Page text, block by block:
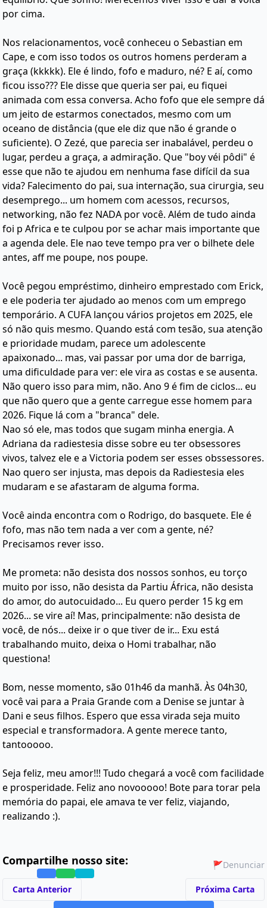
por cima.
Nos relacionamentos, você conheceu o Sebastian em
Cape, e com isso todos os outros homens perderam a
graça (kkkkk). Ele é lindo, fofo e maduro, né? E aí, como
ficou isso??? Ele disse que queria ser pai, eu fiquei
animada com essa conversa. Acho fofo que ele sempre dá
um jeito de estarmos conectados, mesmo com um
oceano de distância (que ele diz que não é grande o
suficiente). O Zezé, que parecia ser inabalável, perdeu o
lugar, perdeu a graça, a admiração. Que "boy véi pôdi" é
esse que não te ajudou em nenhuma fase difícil da sua
vida? Falecimento do pai, sua internação, sua cirurgia, seu
desemprego... um homem com acessos, recursos,
networking, não fez NADA por você. Além de tudo ainda
foi p Africa e te culpou por se achar mais importante que
a agenda dele. Ele nao teve tempo pra ver o bilhete dele
antes, aff me poupe, nos poupe.
Você pegou empréstimo, dinheiro emprestado com Erick,
e ele poderia ter ajudado ao menos com um emprego
temporário. A CUFA lançou vários projetos em 2025, ele
só não quis mesmo. Quando está com tesão, sua atenção
e prioridade mudam, parece um adolescente
apaixonado... mas, vai passar por uma dor de barriga,
uma dificuldade para ver: ele vira as costas e se ausenta.
Não quero isso para mim, não. Ano 9 é fim de ciclos... eu
que não quero que a gente carregue esse homem para
2026. Fique lá com a "branca" dele.
Nao só ele, mas todos que sugam minha energia. A
Adriana da radiestesia disse sobre eu ter obsessores
vivos, talvez ele e a Victoria podem ser esses obssessores.
Nao quero ser injusta, mas depois da Radiestesia eles
mudaram e se afastaram de alguma forma.
Você ainda encontra com o Rodrigo, do basquete. Ele é
fofo, mas não tem nada a ver com a gente, né?
Precisamos rever isso.
Me prometa: não desista dos nossos sonhos, eu torço
muito por isso, não desista da Partiu África, não desista
do amor, do autocuidado... Eu quero perder 15 kg em
2026... se vire aí! Mas, principalmente: não desista de
você, de nós... deixe ir o que tiver de ir... Exu está
trabalhando muito, deixa o Homi trabalhar, não
questiona!
Bom, nesse momento, são 01h46 da manhã. Às 04h30,
você vai para a Praia Grande com a Denise se juntar à
Dani e seus filhos. Espero que essa virada seja muito
especial e transformadora. A gente merece tanto,
tantooooo.
Seja feliz, meu amor!!! Tudo chegará a você com facilidade
e prosperidade. Feliz ano novooooo! Bote para torar pela
memória do papai, ele amava te ver feliz, viajando,
realizando :).
Compartilhe nosso site: 🚩Denunciar
Carta Anterior Próxima Carta